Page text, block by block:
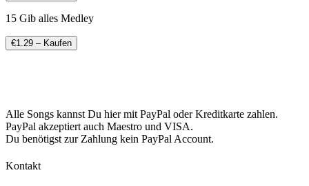
15 Gib alles Medley
€1.29 – Kaufen
Alle Songs kannst Du hier mit PayPal oder Kreditkarte zahlen.
PayPal akzeptiert auch Maestro und VISA.
Du benötigst zur Zahlung kein PayPal Account.
Kontakt